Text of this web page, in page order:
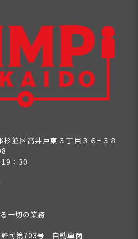
並区高井戸東３丁目３６−３８
：30
一切の業務
可第703号 自動車商